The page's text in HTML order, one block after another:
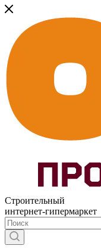
Строительный
интернет-гипермаркет